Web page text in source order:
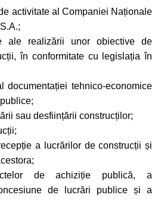
activitate al Companiei Naționale
ale realizării unor obiective de
în conformitate cu legislația în
documentației tehnico-economice
sau desființării construcților;
a lucrărilor de construcții și
de achiziție publică, a
de lucrări publice și a